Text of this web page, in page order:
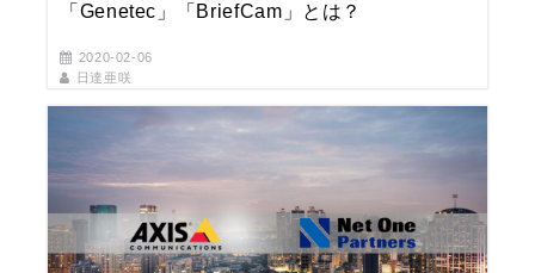
「Genetec」「BriefCam」とは？
2020-02-06
日達亜咲